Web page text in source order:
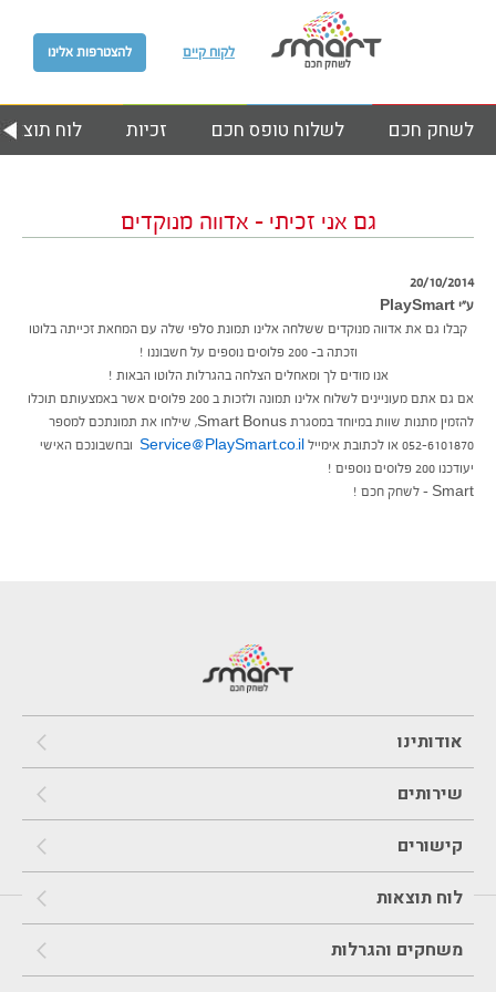
להצטרפות אלינו לקוח קיים
לוח זכיות לשלוח טופס חכם לשחק חכם
גם אני זכיתי – אדווה מנוקדים
20/10/2014
ע״י PlaySmart
קבלו גם את אדווה מנוקדים ששלחה אלינו תמונת סלפי שלה עם המחאת זכייתה בלוטו
וזכתה ב- 200 פלוסים נוספים על חשבוננו !
אנו מודים לך ומאחלים הצלחה בהגרלות הלוטו הבאות !
אם גם אתם מעוניינים לשלוח אלינו תמונה ולזכות ב 200 פלוסים אשר באמצעותם תוכלו
להזמין מתנות שוות במיוחד במסגרת Smart Bonus, שילחו את תמונתכם למספר
052-6101870 או לכתובת אימייל
ובחשבונכם האישי
יעודכנו 200 פלוסים נוספים !
Smart – לשחק חכם !
אודותינו
שירותים
קישורים
לוח תוצאות
משחקים והגרלות